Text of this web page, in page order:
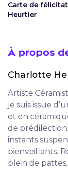
Carte de
Heurtier
À propos
Charlotte
Artiste
je suis issue
et en
de
instants
bienveillants.
plein de